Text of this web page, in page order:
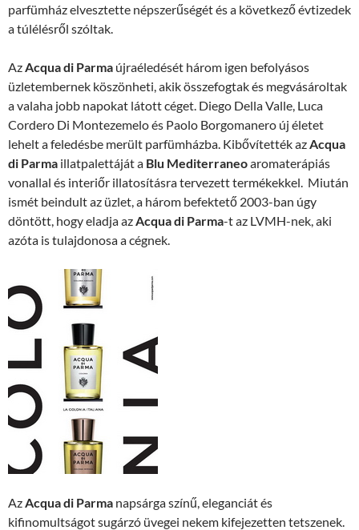
parfümház elvesztette népszerűségét és a következő évtizedek
a túlélésről szóltak.
AzAcqua di Parma újraéledését három igen befolyásos
üzletembernek köszönheti, akik összefogtak és megvásároltak
a valaha jobb napokat látott céget. Diego Della Valle, Luca
Cordero Di Montezemelo és Paolo Borgomanero új életet
lehelt a feledésbe merült parfümházba. Kibővítették azAcqua
di Parma illatpalettáját a Blu Mediterraneoaromaterápiás
vonallal és interiőr illatosításra tervezett termékekkel. Miután
ismét beindult az üzlet, a három befektető 2003-ban úgy
döntött, hogy eladja azAcqua di Parma-t az LVMH-nek, aki
azóta is tulajdonosa a cégnek.
AzAcqua di Parma napsárga színű, eleganciát és
kifinomultságot sugárzó üvegei nekem kifejezetten tetszenek.